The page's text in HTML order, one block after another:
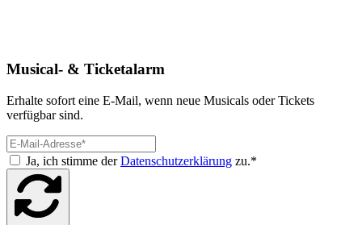
Musical- & Ticketalarm
Erhalte sofort eine E-Mail, wenn neue Musicals oder Tickets
verfügbar sind.
Ja, ich stimme derDatenschutzerklärung zu.*